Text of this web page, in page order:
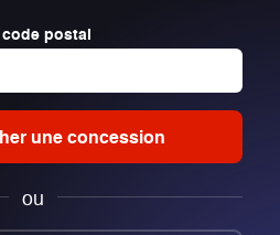
postal
une concession
ou